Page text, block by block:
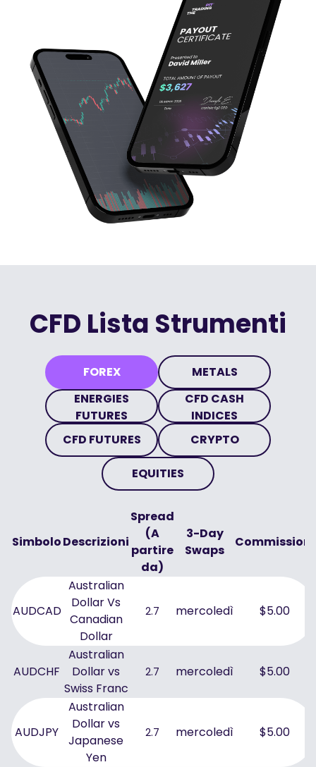
CFD Lista Strumenti
FOREX
METALS
ENERGIES
FUTURES
CFD CASH
INDICES
CFD FUTURES
CRYPTO
EQUITIES
SimboloDescrizioni
Spread
(A
partire
da)
3-Day
Swaps
Commissioni
AUDCAD
Australian
Dollar Vs
Canadian
Dollar
2.7 mercoledì $5.00
AUDCHF
Australian
Dollar vs
Swiss Franc
2.7 mercoledì $5.00
AUDJPY
Australian
Dollar vs
Japanese
Yen
2.7 mercoledì $5.00